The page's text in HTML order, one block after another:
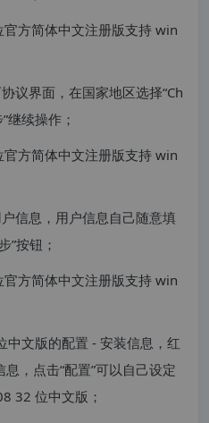
议界面，在国家地区选择“Ch
继续操作；
信息，用户信息自己随意填
”按钮；
文版的配置 - 安装信息，红
，点击“配置”可以自己设定
32 位中文版；